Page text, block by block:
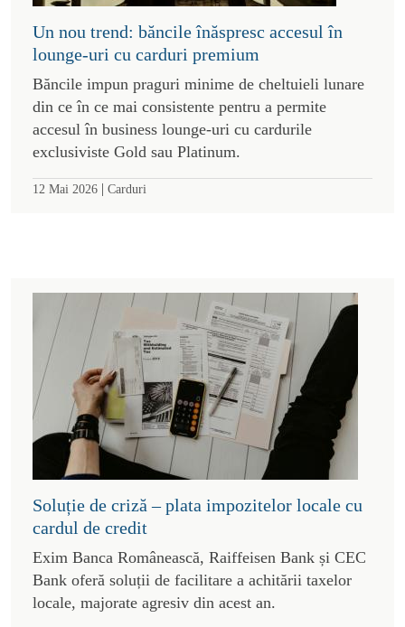
Un nou trend: băncile înăspresc accesul în
lounge-uri cu carduri premium
Băncile impun praguri minime de cheltuieli lunare
din ce în ce mai consistente pentru a permite
accesul în business lounge-uri cu cardurile
exclusiviste Gold sau Platinum.
12 Mai 2026 | Carduri
Soluție de criză – plata impozitelor locale cu
cardul de credit
Exim Banca Românească, Raiffeisen Bank și CEC
Bank oferă soluții de facilitare a achitării taxelor
locale, majorate agresiv din acest an.